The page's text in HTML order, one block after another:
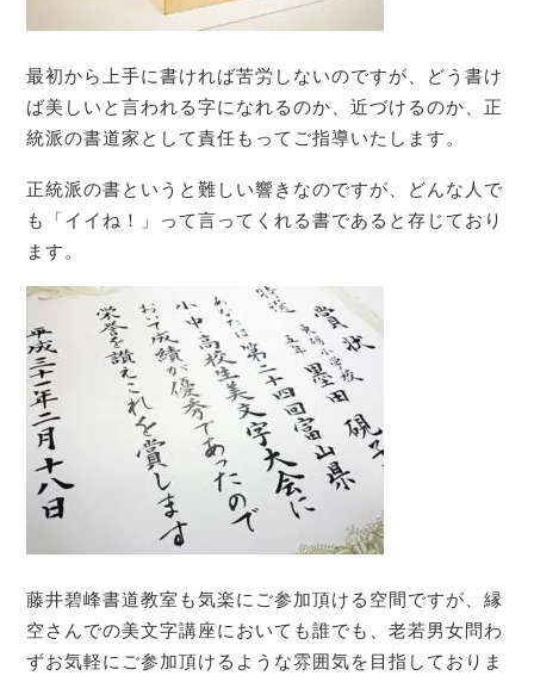
最初から上手に書ければ苦労しないのですが、どう書け
ば美しいと言われる字になれるのか、近づけるのか、正
統派の書道家として責任もってご指導いたします。
正統派の書というと難しい響きなのですが、どんな人で
も「イイね！」って言ってくれる書であると存じており
ます。
藤井碧峰書道教室も気楽にご参加頂ける空間ですが、縁
空さんでの美文字講座においても誰でも、老若男女問わ
ずお気軽にご参加頂けるような雰囲気を目指しておりま